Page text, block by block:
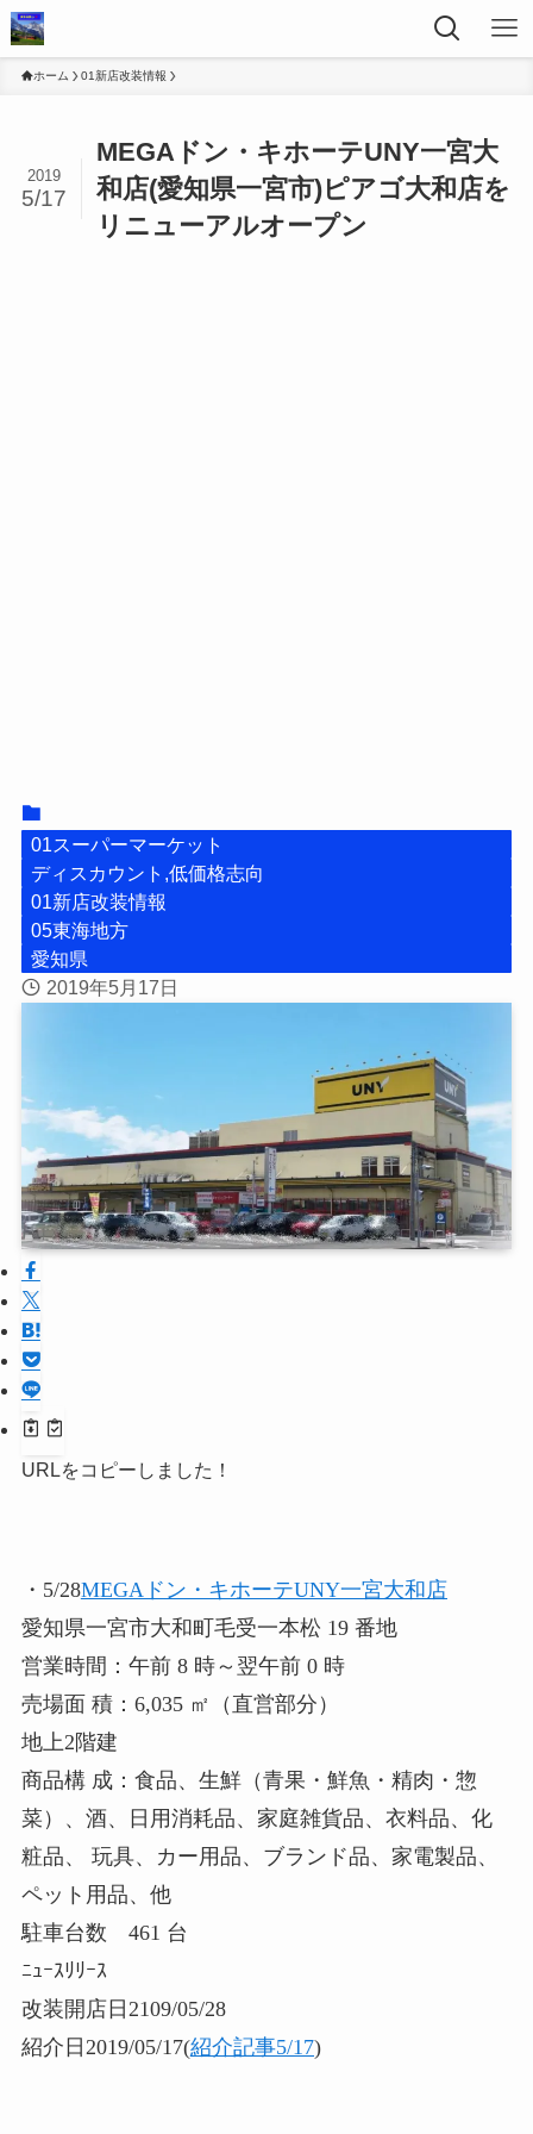
ホーム 01新店改装情報
MEGAドン・キホーテUNY一宮大
和店(愛知県一宮市)ピアゴ大和店を
リニューアルオープン
2019
5/17
01スーパーマーケット
ディスカウント,低価格志向
01新店改装情報
05東海地方
愛知県
2019年5月17日
URLをコピーしました！
・5/28MEGAドン・キホーテUNY一宮大和店
愛知県一宮市大和町毛受一本松 19 番地
営業時間：午前 8 時～翌午前 0 時
売場面 積：6,035 ㎡（直営部分）
地上2階建
商品構 成：食品、生鮮（青果・鮮魚・精肉・惣
菜）、酒、日用消耗品、家庭雑貨品、衣料品、化
粧品、 玩具、カー用品、ブランド品、家電製品、
ペット用品、他
駐車台数 461 台
ﾆｭｰｽﾘﾘｰｽ
改装開店日2109/05/28
紹介日2019/05/17(紹介記事5/17)